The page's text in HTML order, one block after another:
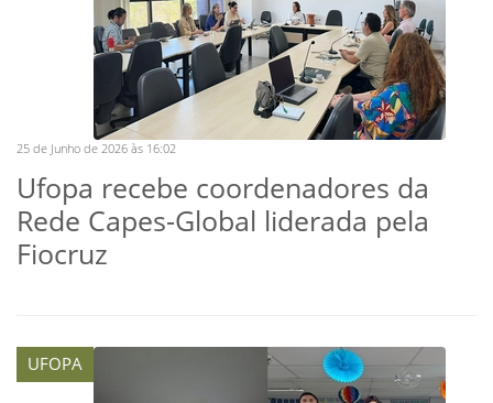
25 de Junho de 2026 às 16:02
Ufopa recebe coordenadores da
Rede Capes-Global liderada pela
Fiocruz
UFOPA